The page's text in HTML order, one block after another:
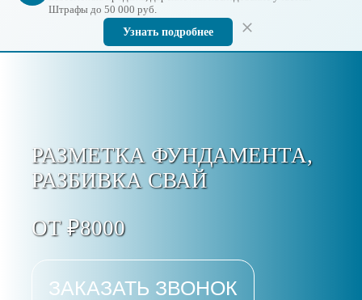
Штрафы до 50 000 руб.
Узнать подробнее
РАЗМЕТКА ФУНДАМЕНТА,
РАЗБИВКА СВАЙ
ОТ ₽8000
ЗАКАЗАТЬ ЗВОНОК